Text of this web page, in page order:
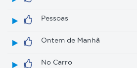
Pessoas
Ontem de Manhã
No Carro